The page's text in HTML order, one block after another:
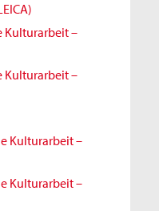
Kulturarbeit –
Kulturarbeit –
Kulturarbeit –
Kulturarbeit –